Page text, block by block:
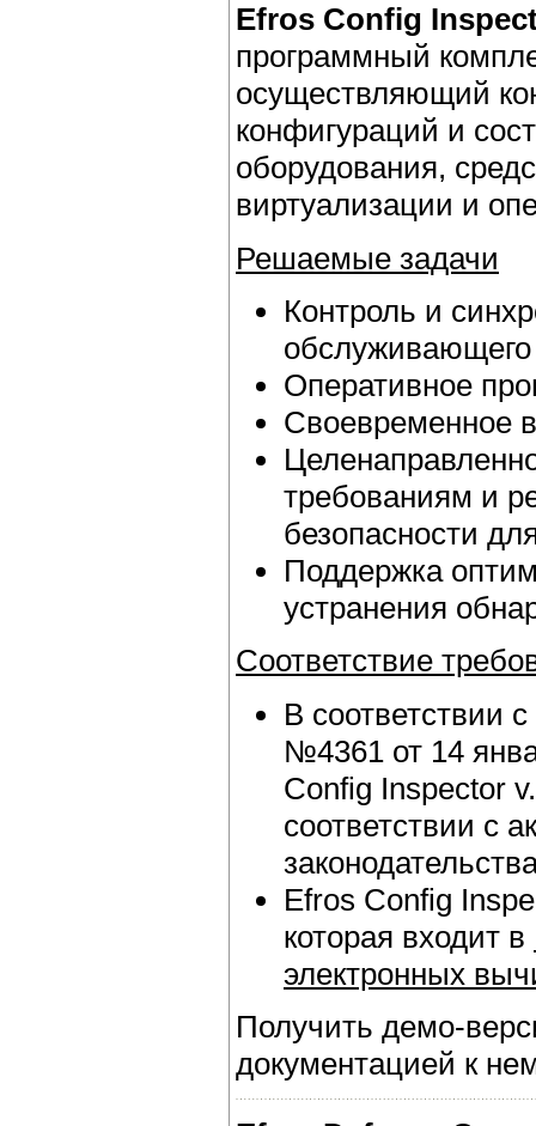
Efros Config
программный
осуществляющий
конфигураций и
оборудования,
виртуализации и
Решаемые задачи
Контроль и
обслуживающего
Оперативное
Своевременное
требованиям и
безопасности
Поддержка
устранения
Соответствие
В соответствии
№4361 от 14
Config Inspector
соответствии с
Efros Config
которая входит в
электронных
Получить демо-
документацией к